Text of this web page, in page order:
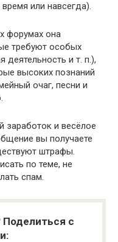
или навсегда).
форумах она
требуют особых
деятельность и т. п.),
высоких познаний
очаг, песни и
заработок и весёлое
вы получаете
штрафы.
по теме, не
спам.
Поделиться с